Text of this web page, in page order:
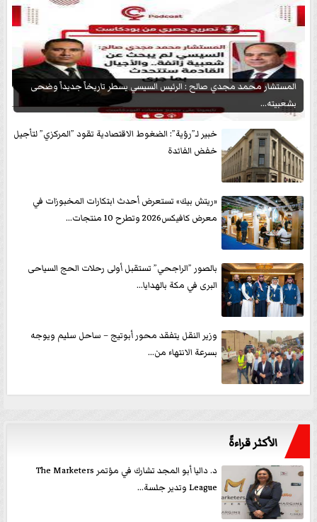
المستشار محمد مجدي صالح : الرئيس السيسي يسطر تاريخاً جديداً وضحى
بشعبيته...
خبير لـ”رؤية”: الضغوط الاقتصادية تقود ”المركزي” لتأجيل
خفض الفائدة
«ريتش بيك» تستعرض أحدث ابتكارات المخبوزات في
معرض كافيكس2026 وتطرح 10 منتجات...
بالصور ”الراجحي” تستقبل أولى رحلات الحج السياحى
البرى في مكة بالهدايا...
وزير النقل يتفقد محور أبوتيج – ساحل سليم ويوجه
بسرعة الانتهاء من...
الأكثر قراءةً
د. داليا أبو المجد تشارك في مؤتمر The Marketers
League وتدير جلسة...